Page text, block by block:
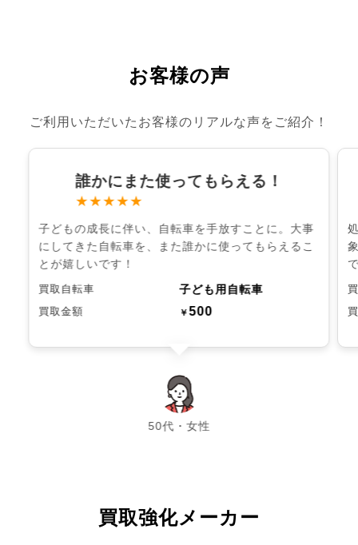
お客様の声
ご利用いただいたお客様のリアルな声をご紹介！
誰かにまた使ってもらえる！
★★★★★
子どもの成長に伴い、自転車を手放すことに。大事
にしてきた自転車を、また誰かに使ってもらえるこ
とが嬉しいです！
買取自転車 子ども用自転車
買取金額 ￥500
50代・女性
chevron_left chevron_right
買取強化メーカー